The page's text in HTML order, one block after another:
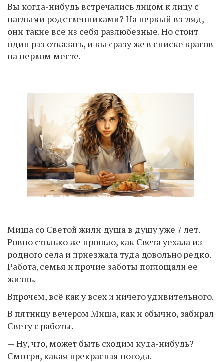
Вы когда-нибудь встречались лицом к лицу с
наглыми родственниками? На первый взгляд,
они такие все из себя разлюбезные. Но стоит
один раз отказать, и вы сразу же в списке врагов
на первом месте.
Миша со Светой жили душа в душу уже 7 лет.
Ровно столько же прошло, как Света уехала из
родного села и приезжала туда довольно редко.
Работа, семья и прочие заботы поглощали ее
жизнь.
Впрочем, всё как у всех и ничего удивительного.
В пятницу вечером Миша, как и обычно, забирал
Свету с работы.
— Ну, что, может быть сходим куда-нибудь?
Смотри, какая прекрасная погода.